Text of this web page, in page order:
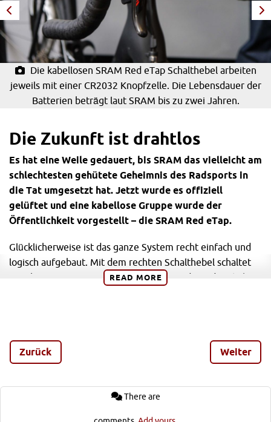
Die kabellosen SRAM Red eTap Schalthebel arbeiten
jeweils mit einer CR2032 Knopfzelle. Die Lebensdauer der
Batterien beträgt laut SRAM bis zu zwei Jahren.
Die Zukunft ist drahtlos
Es hat eine Weile gedauert, bis SRAM das vielleicht am
schlechtesten gehütete Geheimnis des Radsports in
die Tat umgesetzt hat. Jetzt wurde es offiziell
gelüftet und eine kabellose Gruppe wurde der
Öffentlichkeit vorgestellt – die SRAM Red eTap.
Glücklicherweise ist das ganze System recht einfach und
logisch aufgebaut. Mit dem rechten Schalthebel schaltet
man hinten in einen schwereren Gang und mit dem linken
die Kette auf das darunter- oder darüberliegende Blatt
bewegt.
kabellosen Gruppe
Der Vorteil dieses Systems, es bedarf keiner weiteren
READ MORE
Zurück Weiter